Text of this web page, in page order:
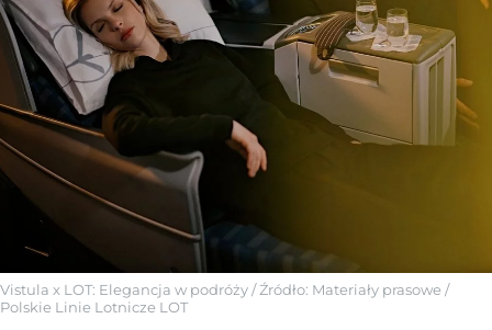
Vistula x LOT: Elegancja w podróży/ Źródło: Materiały prasowe /
Polskie Linie Lotnicze LOT